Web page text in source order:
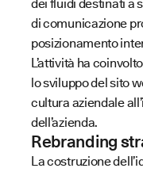
dei fluidi destinati a
di comunicazione
posizionamento
L’attività ha
lo sviluppo del sito
cultura aziendale
dell’azienda.
Rebranding
La costruzione